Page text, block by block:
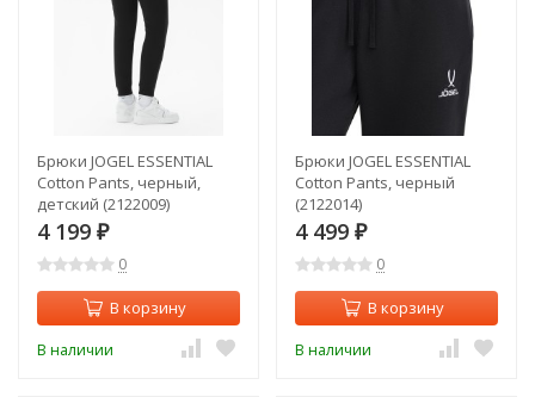
Брюки JOGEL ESSENTIAL
Cotton Pants, черный,
детский (2122009)
4 199 ₽
0
В корзину
В наличии
Брюки JOGEL ESSENTIAL
Cotton Pants, черный
(2122014)
4 499 ₽
0
В корзину
В наличии